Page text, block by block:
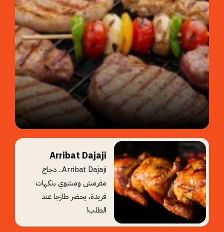
Arribat Dajaji
Arribat Dajaji.. دجاج
مقرمش ومشوي بنكهات
فريدة، يحضر طازجا عند
الطلب!